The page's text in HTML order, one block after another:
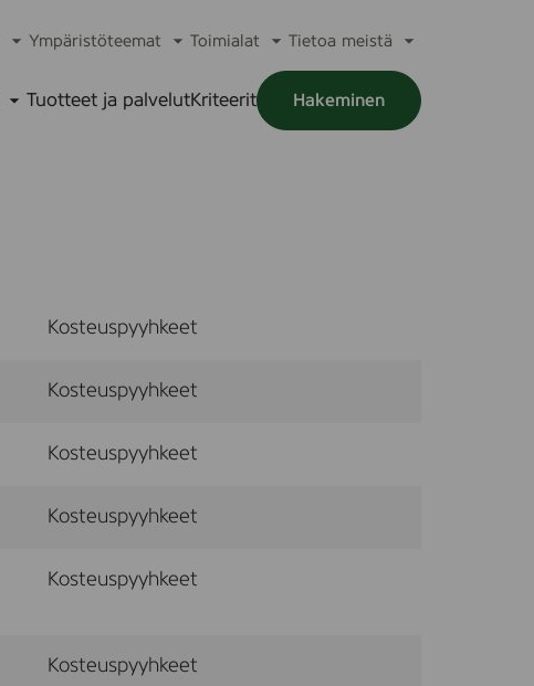
Ympäristöteemat Toimialat
alavalikko
Tietoa meistä
alavalikko
Tuotteet ja palvelutKriteerit Hakeminen
Kosteuspyyhkeet
Kosteuspyyhkeet
Kosteuspyyhkeet
Kosteuspyyhkeet
Kosteuspyyhkeet
Kosteuspyyhkeet